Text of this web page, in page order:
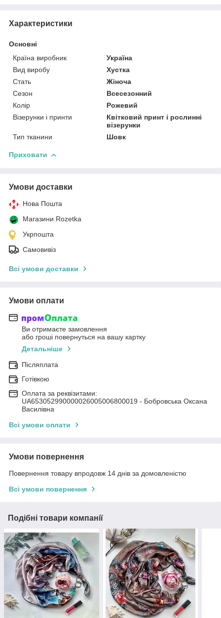
Характеристики
Основні
Країна виробник
Україна
Вид виробу
Хустка
Стать
Жіноча
Сезон
Всесезонний
Колір
Рожевий
Візерунки і принти
Квітковий принт і рослинні
візерунки
Тип тканини
Шовк
Приховати
Умови доставки
Нова Пошта
Магазини Rozetka
Укрпошта
Самовивіз
Всі умови доставки
Умови оплати
Ви отримаєте замовлення
або гроші повернуться на вашу картку
Детальніше
Післяплата
Готівкою
Оплата за реквізитами:
UA653052990000026005006800019 - Бобровська Оксана
Василівна
Всі умови оплати
Умови повернення
Повернення товару впродовж 14 днів за домовленістю
Всі умови повернення
Подібні товари компанії